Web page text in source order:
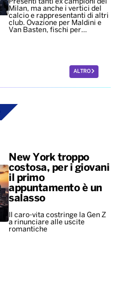
Presenti tanti ex campioni del
Milan, ma anche i vertici del
calcio e rappresentanti di altri
club. Ovazione per Maldini e
Van Basten, fischi per…
ALTRO
New York troppo
costosa, per i giovani
il primo
appuntamento è un
salasso
Il caro-vita costringe la Gen Z
a rinunciare alle uscite
romantiche